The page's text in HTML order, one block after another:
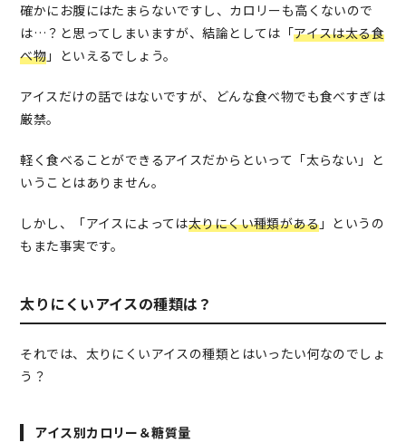
確かにお腹にはたまらないですし、カロリーも高くないので
は…？と思ってしまいますが、結論としては「アイスは太る食
べ物 」といえるでしょう。
アイスだけの話ではないですが、どんな食べ物でも食べすぎは
厳禁。
軽く食べることができるアイスだからといって「太らない」と
いうことはありません。
しかし、「アイスによっては太りにくい種類がある 」というの
もまた事実です。
太りにくいアイスの種類は？
それでは、太りにくいアイスの種類とはいったい何なのでしょ
う？
アイス別カロリー＆糖質量